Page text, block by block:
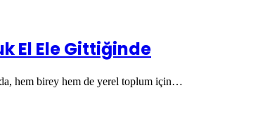
El Ele Gittiğinde
hem birey hem de yerel toplum için…